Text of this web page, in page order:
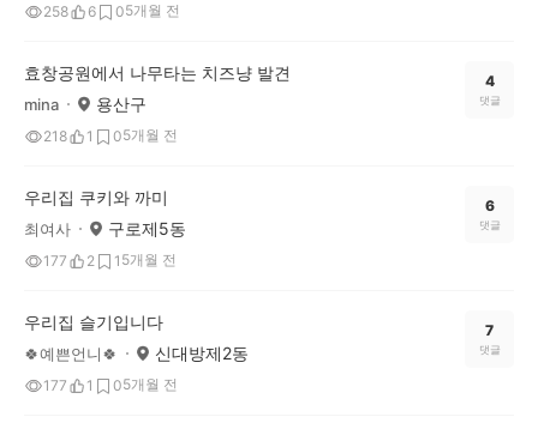
258 6 05개월 전
효창공원에서 나무타는 치즈냥 발견
mina 용산구
218 1 05개월 전
4
댓글
우리집 쿠키와 까미
최여사 구로제5동
177 2 1 5개월 전
6
댓글
우리집 슬기입니다
🍀예쁜언니🍀 신대방제2동
177 1 05개월 전
7
댓글